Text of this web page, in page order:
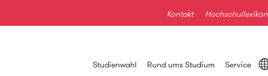
Kontakt Hochschullexikon
Studienwahl Rund ums Studium Service